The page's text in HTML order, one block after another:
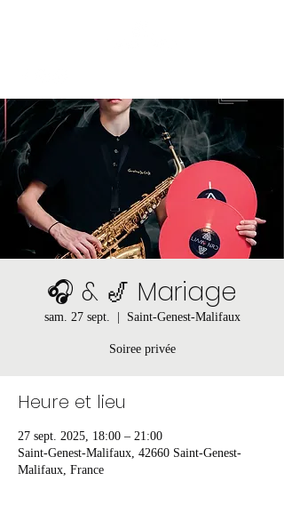
🎧 & 🎷 Mariage
sam. 27 sept.
  |
Saint-Genest-Malifaux
Soiree privée
Heure et lieu
27 sept. 2025, 18:00 – 21:00
Saint-Genest-Malifaux, 42660 Saint-Genest-
Malifaux, France